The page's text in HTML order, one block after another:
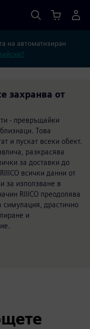
на автоматизиран
захранва от
- превръщайки
Това
и пускат всеки обект.
разкрасява
за доставки до
всички данни от
за използване в
RIIICO преодолява
симулация, драстично
и